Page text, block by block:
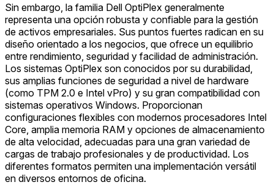
Sin embargo, la familia Dell OptiPlex generalmente
representa una opción robusta y confiable para la gestión
de activos empresariales. Sus puntos fuertes radican en su
diseño orientado a los negocios, que ofrece un equilibrio
entre rendimiento, seguridad y facilidad de administración.
Los sistemas OptiPlex son conocidos por su durabilidad,
sus amplias funciones de seguridad a nivel de hardware
(como TPM 2.0 e Intel vPro) y su gran compatibilidad con
sistemas operativos Windows. Proporcionan
configuraciones flexibles con modernos procesadores Intel
Core, amplia memoria RAM y opciones de almacenamiento
de alta velocidad, adecuadas para una gran variedad de
cargas de trabajo profesionales y de productividad. Los
diferentes formatos permiten una implementación versátil
en diversos entornos de oficina.